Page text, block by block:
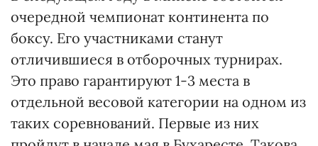
очередной чемпионат континента по
боксу. Его участниками станут
отличившиеся в отборочных турнирах.
Это право гарантируют 1-3 места в
отдельной весовой категории на одном из
таких соревнований. Первые из них